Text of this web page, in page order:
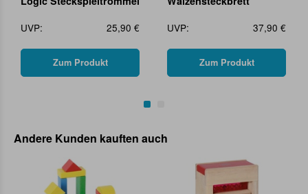
UVP:
25,90 €
Zum Produkt
UVP:
37,90 €
Zum Produkt
Andere Kunden kauften auch